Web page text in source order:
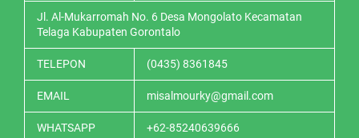
Jl. Al-Mukarromah No. 6 Desa Mongolato Kecamatan
Telaga Kabupaten Gorontalo
TELEPON (0435) 8361845
EMAIL misalmourky@gmail.com
WHATSAPP +62-85240639666